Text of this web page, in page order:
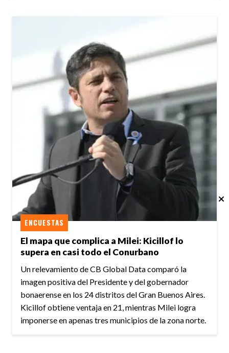
El mapa que complica a Milei: Kicillof lo
supera en casi todo el Conurbano
ENCUESTAS
Un relevamiento de CB Global Data comparó la
imagen positiva del Presidente y del gobernador
bonaerense en los 24 distritos del Gran Buenos Aires.
Kicillof obtiene ventaja en 21, mientras Milei logra
imponerse en apenas tres municipios de la zona norte.